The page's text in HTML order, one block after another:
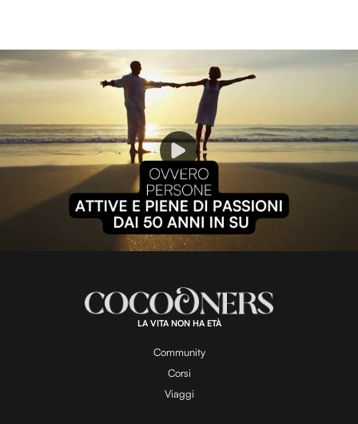
P
l
a
y
V
L
:
1
0
0
.
0
LA VITA NON HA ETÀ
Community
Corsi
Viaggi